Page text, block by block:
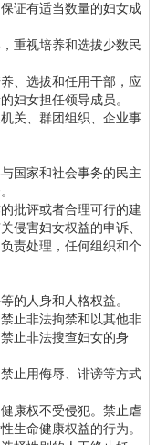
证有适当数量的妇女成
重视培养和选拔少数民
、选拔和任用干部，应
妇女担任领导成员。
关、群团组织、企业事
国家和社会事务的民主
批评或者合理可行的建
侵害妇女权益的申诉、
责处理，任何组织和个
的人身和人格权益。
止非法拘禁和以其他非
止非法搜查妇女的身
止用侮辱、诽谤等方式
康权不受侵犯。禁止虐
生命健康权益的行为。